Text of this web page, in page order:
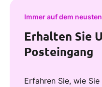
Immer auf dem
Erhalten Sie
Posteingang
Erfahren Sie, wie